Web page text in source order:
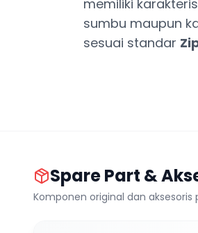
memiliki
sumbu maupun
sesuai standar
Spare Part &
Komponen original dan aksesoris